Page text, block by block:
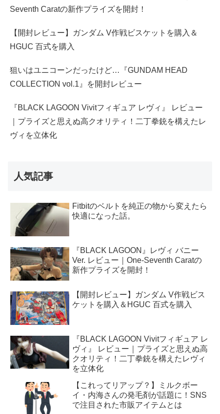
Seventh Caratの新作プライズを開封！
【開封レビュー】ガンダム V作戦ビスケットを購入＆
HGUC 百式を購入
狙いはユニコーンだったけど…『GUNDAM HEAD
COLLECTION vol.1』を開封レビュー
『BLACK LAGOON Vivitフィギュア レヴィ』 レビュー
｜プライズと思えぬ高クオリティ！二丁拳銃を構えたレ
ヴィを立体化
人気記事
Fitbitのベルトを純正の物から変えたら
快適になった話。
『BLACK LAGOON』レヴィ バニー
Ver. レビュー｜One-Seventh Caratの
新作プライズを開封！
【開封レビュー】ガンダム V作戦ビス
ケットを購入＆HGUC 百式を購入
『BLACK LAGOON Vivitフィギュア レ
ヴィ』 レビュー｜プライズと思えぬ高
クオリティ！二丁拳銃を構えたレヴィ
を立体化
【これってリアップ？】ミルクボー
イ・内海さんの発毛剤が話題に！SNS
で注目された市販アイテムとは